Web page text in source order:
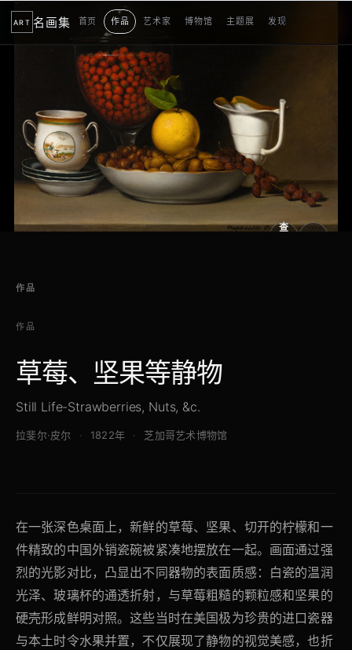
ART 名画集 首页 作品 艺术家 博物馆 主题展 发现
5
个
看
点
1
2
3
4
5
查
作品
作品
草莓、坚果等静物
Still Life-Strawberries, Nuts, &c.
拉斐尔·皮尔 1822年 芝加哥艺术博物馆
在一张深色桌面上，新鲜的草莓、坚果、切开的柠檬和一
件精致的中国外销瓷碗被紧凑地摆放在一起。画面通过强
烈的光影对比，凸显出不同器物的表面质感：白瓷的温润
光泽、玻璃杯的通透折射，与草莓粗糙的颗粒感和坚果的
硬壳形成鲜明对照。这些当时在美国极为珍贵的进口瓷器
与本土时令水果并置，不仅展现了静物的视觉美感，也折